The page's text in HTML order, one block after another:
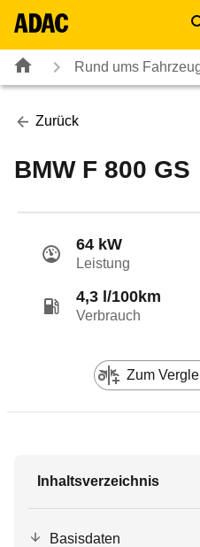
Rund ums
Zurück
BMW F 800 GS
64 kW
Leistung
4,3 l/100km
Verbrauch
Zum
Inhaltsverzeichnis
Basisdaten